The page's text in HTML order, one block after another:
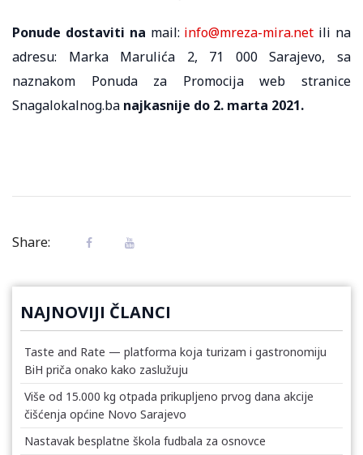
Ponude dostaviti na mail: info@mreza-mira.net ili na
adresu: Marka Marulića 2, 71 000 Sarajevo, sa
naznakom Ponuda za Promocija web stranice
Snagalokalnog.ba najkasnije do 2. marta 2021.
Share:
NAJNOVIJI ČLANCI
Taste and Rate — platforma koja turizam i gastronomiju
BiH priča onako kako zaslužuju
Više od 15.000 kg otpada prikupljeno prvog dana akcije
čišćenja općine Novo Sarajevo
Nastavak besplatne škola fudbala za osnovce